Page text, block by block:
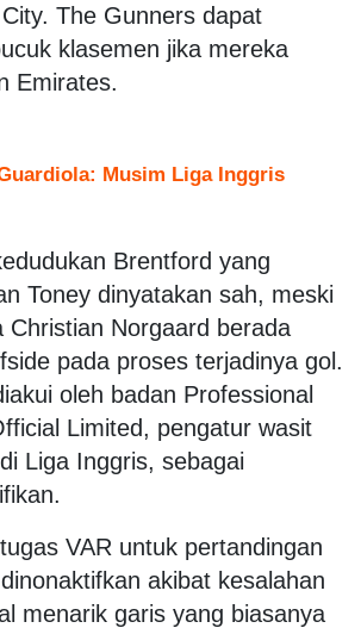
The Gunners dapat
klasemen jika mereka
Emirates.
Musim Liga Inggris
Brentford yang
Toney dinyatakan sah, meski
Christian Norgaard berada
pada proses terjadinya gol.
oleh badan Professional
Limited, pengatur wasit
Liga Inggris, sebagai
VAR untuk pertandingan
akibat kesalahan
menarik garis yang biasanya